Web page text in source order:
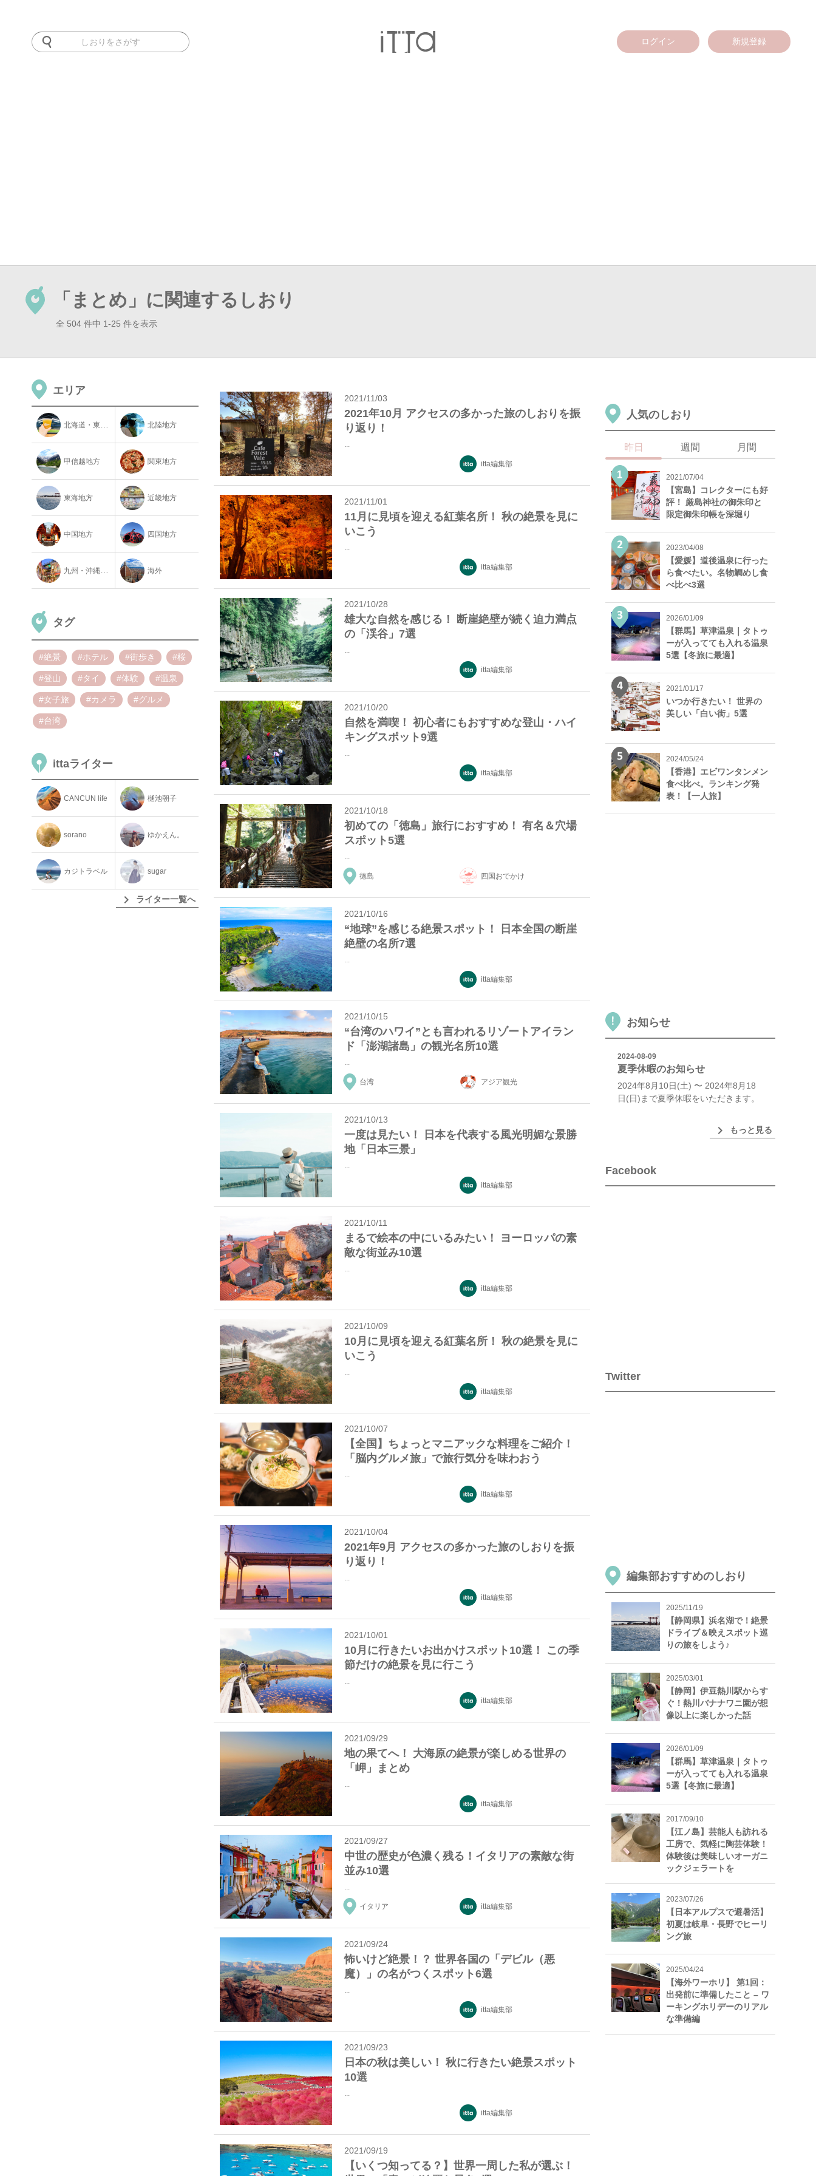
ログイン 新規登録
「まとめ」に関連するしおり
全 504 件中 1-25 件を表示
エリア
北海道・東北地方 北陸地方
甲信越地方 関東地方
東海地方 近畿地方
中国地方 四国地方
九州・沖縄地方 海外
タグ
#絶景 #ホテル #街歩き #桜
#登山 #タイ #体験 #温泉
#女子旅 #カメラ #グルメ
#台湾
ittaライター
CANCUN life 樋池朝子
sorano ゆかえん。
カジトラベル sugar
chevron_right ライター一覧へ
2021/11/03
2021年10月 アクセスの多かった旅のしおりを振
り返り！
...
itta編集部
2021/11/01
11月に見頃を迎える紅葉名所！ 秋の絶景を見に
いこう
itta編集部
2021/10/28
雄大な自然を感じる！ 断崖絶壁が続く迫力満点
の「渓谷」7選
...
itta編集部
2021/10/20
自然を満喫！ 初心者にもおすすめな登山・ハイ
キングスポット9選
...
itta編集部
2021/10/18
初めての「徳島」旅行におすすめ！ 有名＆穴場
スポット5選
...
徳島 四国おでかけ
2021/10/16
“地球”を感じる絶景スポット！ 日本全国の断崖
絶壁の名所7選
itta編集部
2021/10/15
“台湾のハワイ”とも言われるリゾートアイラン
ド「澎湖諸島」の観光名所10選
...
台湾 アジア観光
2021/10/13
一度は見たい！ 日本を代表する風光明媚な景勝
地「日本三景」
...
itta編集部
2021/10/11
まるで絵本の中にいるみたい！ ヨーロッパの素
敵な街並み10選
...
itta編集部
2021/10/09
10月に見頃を迎える紅葉名所！ 秋の絶景を見に
いこう
itta編集部
2021/10/07
【全国】ちょっとマニアックな料理をご紹介！
「脳内グルメ旅」で旅行気分を味わおう
...
itta編集部
2021/10/04
2021年9月 アクセスの多かった旅のしおりを振
り返り！
...
itta編集部
2021/10/01
10月に行きたいお出かけスポット10選！ この季
節だけの絶景を見に行こう
...
itta編集部
2021/09/29
地の果てへ！ 大海原の絶景が楽しめる世界の
「岬」まとめ
itta編集部
2021/09/27
中世の歴史が色濃く残る！イタリアの素敵な街
並み10選
...
イタリア itta編集部
2021/09/24
怖いけど絶景！？ 世界各国の「デビル（悪
魔）」の名がつくスポット6選
...
itta編集部
2021/09/23
日本の秋は美しい！ 秋に行きたい絶景スポット
10選
...
itta編集部
2021/09/19
【いくつ知ってる？】世界一周した私が選ぶ！
人気のしおり
昨日 週間 月間
2021/07/04
【宮島】コレクターにも好
評！ 厳島神社の御朱印と
限定御朱印帳を深堀り
2023/04/08
【愛媛】道後温泉に行った
ら食べたい。名物鯛めし食
べ比べ3選
2026/01/09
【群馬】草津温泉｜タトゥ
ーが入ってても入れる温泉
5選【冬旅に最適】
2021/01/17
いつか行きたい！ 世界の
美しい「白い街」5選
2024/05/24
【香港】エビワンタンメン
食べ比べ。ランキング発
表！【一人旅】
お知らせ
2024-08-09
夏季休暇のお知らせ
2024年8月10日(土) 〜 2024年8月18
日(日)まで夏季休暇をいただきます。
chevron_right もっと見る
Facebook
Twitter
編集部おすすめのしおり
2025/11/19
【静岡県】浜名湖で！絶景
ドライブ＆映えスポット巡
りの旅をしよう♪
2025/03/01
【静岡】伊豆熱川駅からす
ぐ！熱川バナナワニ園が想
像以上に楽しかった話
2026/01/09
【群馬】草津温泉｜タトゥ
ーが入ってても入れる温泉
5選【冬旅に最適】
2017/09/10
【江ノ島】芸能人も訪れる
工房で、気軽に陶芸体験！
体験後は美味しいオーガニ
ックジェラートを
2023/07/26
【日本アルプスで避暑活】
初夏は岐阜・長野でヒーリ
ング旅
2025/04/24
【海外ワーホリ】 第1回：
出発前に準備したこと – ワ
ーキングホリデーのリアル
な準備編